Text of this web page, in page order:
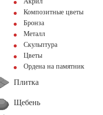
Композитные цветы
Бронза
Металл
Скульптура
Цветы
Ордена на памятник
Плитка
Щебень